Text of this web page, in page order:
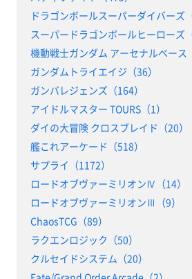
ドラゴンボールスーパーダイバーズ（
スーパードラゴンボールヒーローズ
機動戦士ガンダム アーセナルベース
ガンダムトライエイジ（36）
ガンバレジェンズ（164）
アイドルマスター TOURS（1）
ダイの大冒険 クロスブレイド（20）
艦これアーケード（518）
サプライ（1172）
ロードオブヴァーミリオンⅣ（14）
ロードオブヴァーミリオンⅢ（9）
ChaosTCG（89）
ラクエンロジック（50）
クルセイドシステム（20）